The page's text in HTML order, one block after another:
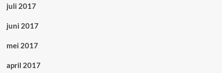
juli 2017
juni 2017
mei 2017
april 2017